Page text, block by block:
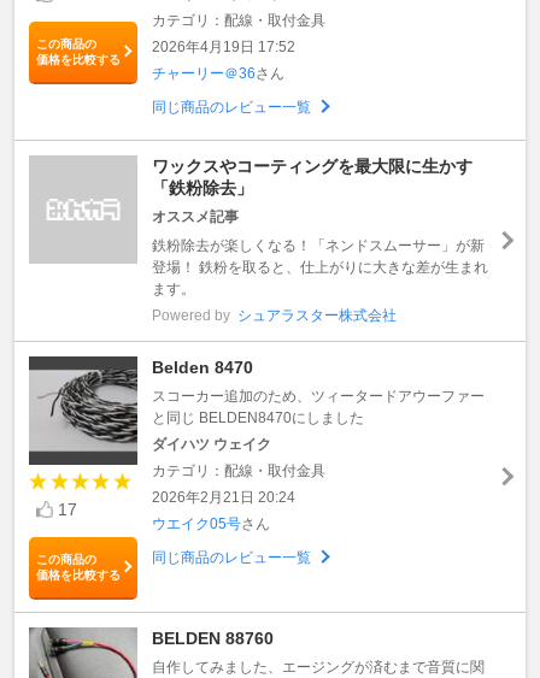
この商品の
価格を比較する
カテゴリ：配線・取付金具
2026年4月19日 17:52
チャーリー＠36さん
同じ商品のレビュー一覧
ワックスやコーティングを最大限に生かす
「鉄粉除去」
オススメ記事
鉄粉除去が楽しくなる！「ネンドスムーサー」が新
登場！ 鉄粉を取ると、仕上がりに大きな差が生まれ
ます。
Powered by シュアラスター株式会社
17
この商品の
価格を比較する
Belden 8470
スコーカー追加のため、ツィータードアウーファー
と同じ BELDEN8470にしました
ダイハツ ウェイク
カテゴリ：配線・取付金具
2026年2月21日 20:24
ウエイク05号さん
同じ商品のレビュー一覧
BELDEN 88760
自作してみました、エージングが済むまで音質に関